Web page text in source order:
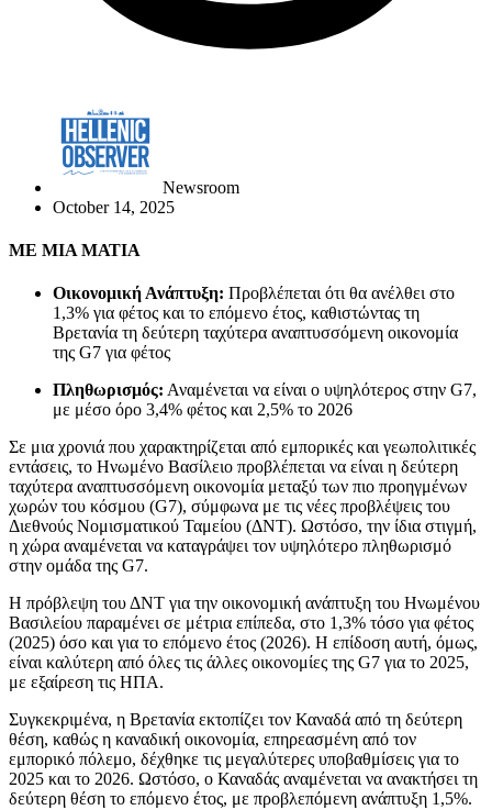
Newsroom
October 14, 2025
ΜΕ ΜΙΑ ΜΑΤΙΑ
Οικονομική Ανάπτυξη: Προβλέπεται ότι θα ανέλθει στο
1,3% για φέτος και το επόμενο έτος, καθιστώντας τη
Βρετανία τη δεύτερη ταχύτερα αναπτυσσόμενη οικονομία
της G7 για φέτος
Πληθωρισμός: Αναμένεται να είναι ο υψηλότερος στην G7,
με μέσο όρο 3,4% φέτος και 2,5% το 2026
Σε μια χρονιά που χαρακτηρίζεται από εμπορικές και γεωπολιτικές
εντάσεις, το Ηνωμένο Βασίλειο προβλέπεται να είναι η δεύτερη
ταχύτερα αναπτυσσόμενη οικονομία μεταξύ των πιο προηγμένων
χωρών του κόσμου (G7), σύμφωνα με τις νέες προβλέψεις του
Διεθνούς Νομισματικού Ταμείου (ΔΝΤ). Ωστόσο, την ίδια στιγμή,
η χώρα αναμένεται να καταγράψει τον υψηλότερο πληθωρισμό
στην ομάδα της G7.
Η πρόβλεψη του ΔΝΤ για την οικονομική ανάπτυξη του Ηνωμένου
Βασιλείου παραμένει σε μέτρια επίπεδα, στο 1,3% τόσο για φέτος
(2025) όσο και για το επόμενο έτος (2026). Η επίδοση αυτή, όμως,
είναι καλύτερη από όλες τις άλλες οικονομίες της G7 για το 2025,
με εξαίρεση τις ΗΠΑ.
Συγκεκριμένα, η Βρετανία εκτοπίζει τον Καναδά από τη δεύτερη
θέση, καθώς η καναδική οικονομία, επηρεασμένη από τον
εμπορικό πόλεμο, δέχθηκε τις μεγαλύτερες υποβαθμίσεις για το
2025 και το 2026. Ωστόσο, ο Καναδάς αναμένεται να ανακτήσει τη
δεύτερη θέση το επόμενο έτος, με προβλεπόμενη ανάπτυξη 1,5%.